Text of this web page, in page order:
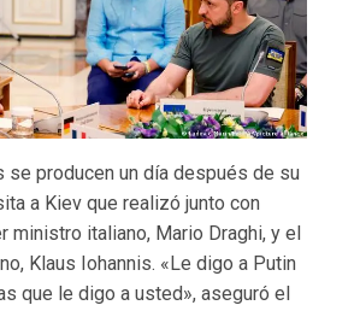
se producen un día después de su
a Kiev que realizó junto con
ministro italiano, Mario Draghi, y el
Klaus Iohannis. «Le digo a Putin
que le digo a usted», aseguró el